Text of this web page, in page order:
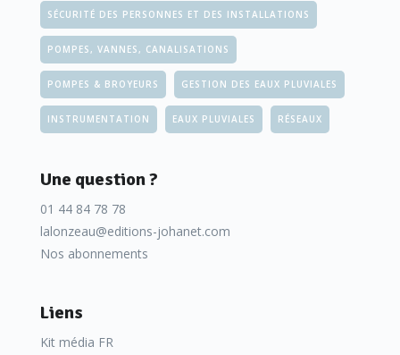
SÉCURITÉ DES PERSONNES ET DES INSTALLATIONS
POMPES, VANNES, CANALISATIONS
POMPES & BROYEURS GESTION DES EAUX PLUVIALES
INSTRUMENTATION EAUX PLUVIALES RÉSEAUX
Une question ?
01 44 84 78 78
lalonzeau@editions-johanet.com
Nos abonnements
Liens
Kit média FR